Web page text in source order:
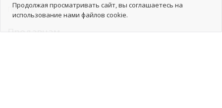
Помощь
Продавцам
Продолжая просматривать сайт, вы соглашаетесь на
использование нами файлов cookie.